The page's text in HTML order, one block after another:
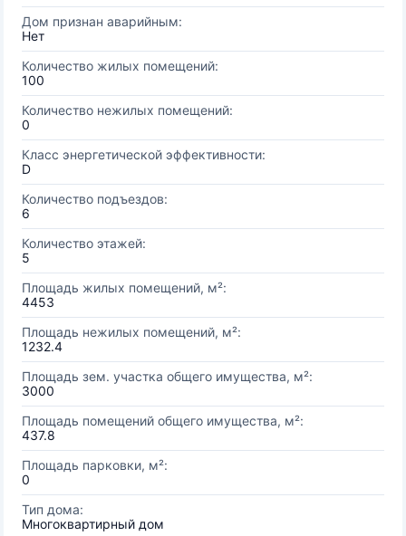
Дом признан аварийным:
Нет
Количество жилых помещений:
100
Количество нежилых помещений:
0
Класс энергетической эффективности:
D
Количество подъездов:
6
Количество этажей:
5
Площадь жилых помещений, м²:
4453
Площадь нежилых помещений, м²:
1232.4
Площадь зем. участка общего имущества, м²:
3000
Площадь помещений общего имущества, м²:
437.8
Площадь парковки, м²:
0
Тип дома:
Многоквартирный дом